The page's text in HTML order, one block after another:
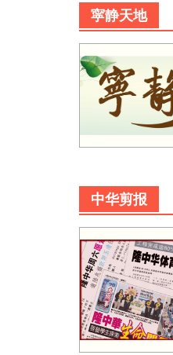
寜静天地
中华剪报